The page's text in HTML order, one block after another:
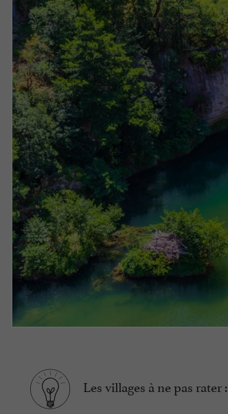
Les villages à ne pas rater :